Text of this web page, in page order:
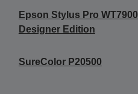
Epson Stylus Pro WT7900
Designer Edition
SureColor P20500